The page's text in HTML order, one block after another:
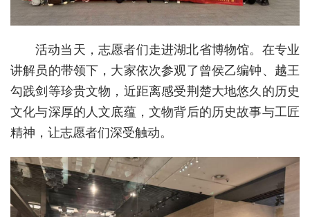
相亲
汽车
房产
消费
创意
文化
活动当天，志愿者们走进湖北省博物馆。在专业
讲解员的带领下，大家依次参观了曾侯乙编钟、越王
勾践剑等珍贵文物，近距离感受荆楚大地悠久的历史
文化与深厚的人文底蕴，文物背后的历史故事与工匠
精神，让志愿者们深受触动。